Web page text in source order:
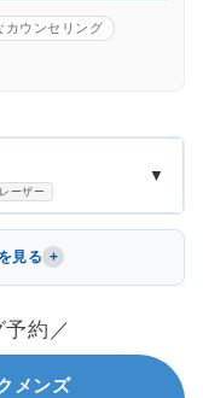
カウンセリング
ーザー
▼
見る
予約／
メンズ